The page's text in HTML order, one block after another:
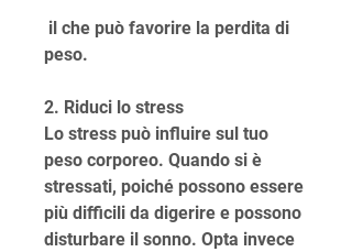
peso.
2. Riduci lo stress
Lo stress può influire sul tuo
peso corporeo. Quando si è
stressati, poiché possono essere
più difficili da digerire e possono
disturbare il sonno. Opta invece